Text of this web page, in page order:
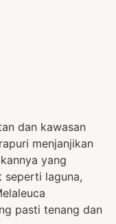
dan kawasan
menjanjikan
yang
seperti laguna,
pasti tenang dan